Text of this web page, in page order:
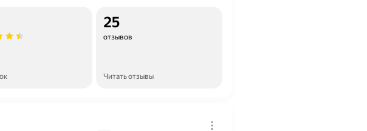
25
отзывов
Читать отзывы